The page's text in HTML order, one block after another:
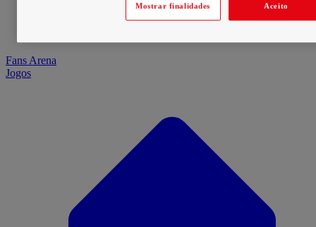
Fans Arena
Jogos
Mostrar finalidades Aceito